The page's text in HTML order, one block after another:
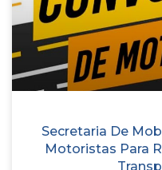
Secretaria De
Motoristas Para